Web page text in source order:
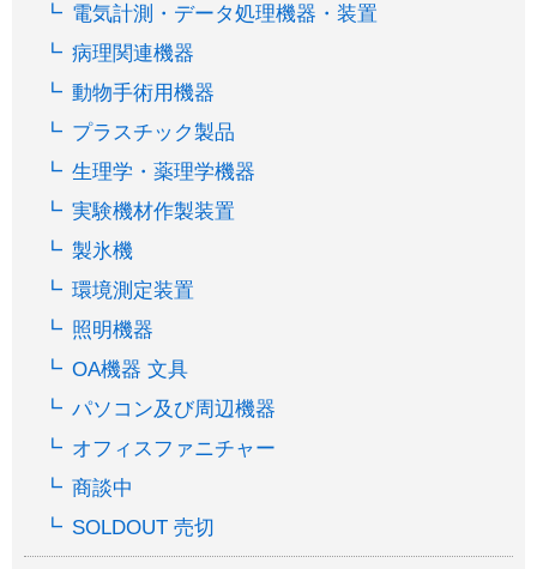
電気計測・データ処理機器・装置
病理関連機器
動物手術用機器
プラスチック製品
生理学・薬理学機器
実験機材作製装置
製氷機
環境測定装置
照明機器
OA機器 文具
パソコン及び周辺機器
オフィスファニチャー
商談中
SOLDOUT 売切